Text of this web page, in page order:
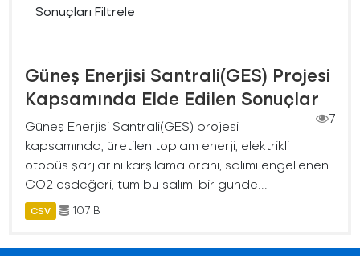
Sonuçları Filtrele
Güneş Enerjisi Santrali(GES) Projesi
Kapsamında Elde Edilen Sonuçlar
7
Güneş Enerjisi Santrali(GES) projesi
kapsamında, üretilen toplam enerji, elektrikli
otobüs şarjlarını karşılama oranı, salımı engellenen
CO2 eşdeğeri, tüm bu salımı bir günde...
CSV 107 B